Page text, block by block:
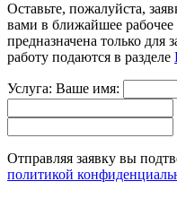
Оставьте, пожалуйста,
вами в ближайшее рабочее
предназначена только для
работу подаются в разделе
Услуга: Ваше имя:
Отправляя заявку вы
политикой